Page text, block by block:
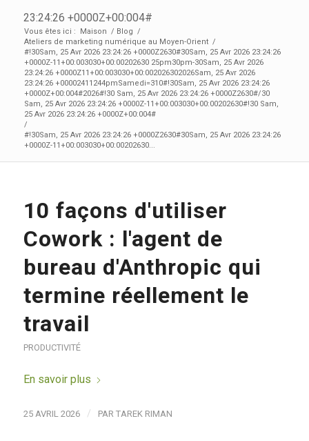
23:24:26 +0000Z+00:004#
Vous êtes ici : Maison / Blog /
Ateliers de marketing numérique au Moyen-Orient /
#!30Sam, 25 Avr 2026 23:24:26 +0000Z2630#30Sam, 25 Avr 2026 23:24:26
+0000Z-11+00:003030+00:00202630 25pm30pm-30Sam, 25 Avr 2026
23:24:26 +0000Z11+00:003030+00:002026302026Sam, 25 Avr 2026
23:24:26 +00002411244pmSamedi=310#!30Sam, 25 Avr 2026 23:24:26
+0000Z+00:004#2026#!30 Sam, 25 Avr 2026 23:24:26 +0000Z2630#/30
Sam, 25 Avr 2026 23:24:26 +0000Z-11+00:003030+00:00202630#!30 Sam,
25 Avr 2026 23:24:26 +0000Z+00:004#
/
#!30Sam, 25 Avr 2026 23:24:26 +0000Z2630#30Sam, 25 Avr 2026 23:24:26
+0000Z-11+00:003030+00:00202630...
10 façons d'utiliser
Cowork : l'agent de
bureau d'Anthropic qui
termine réellement le
travail
PRODUCTIVITÉ
En savoir plus
25 AVRIL 2026 / PAR TAREK RIMAN